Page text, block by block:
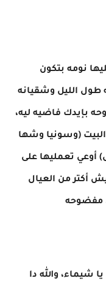
نومه بتكون
طول الليل وشقيانه
بإيدك فاضيه ليه،
(وسونيا وشها
أوعي تعمليها على
أكتر من العيال
مفضوحه
شيماء، والله دا